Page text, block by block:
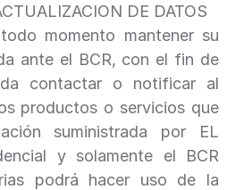
DE DATOS
momento mantener su
ante el BCR, con el fin de
contactar o notificar al
productos o servicios que
suministrada por EL
y solamente el BCR
podrá hacer uso de la